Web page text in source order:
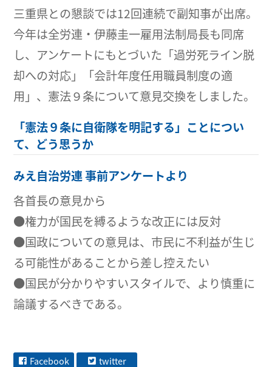
三重県との懇談では12回連続で副知事が出席。
今年は全労連・伊藤圭一雇用法制局長も同席
し、アンケートにもとづいた「過労死ライン脱
却への対応」「会計年度任用職員制度の適
用」、憲法９条について意見交換をしました。
「憲法９条に自衛隊を明記する」ことについ
て、どう思うか
みえ自治労連 事前アンケートより
各首長の意見から
●権力が国民を縛るような改正には反対
●国政についての意見は、市民に不利益が生じ
る可能性があることから差し控えたい
●国民が分かりやすいスタイルで、より慎重に
論議するべきである。
Facebook twitter